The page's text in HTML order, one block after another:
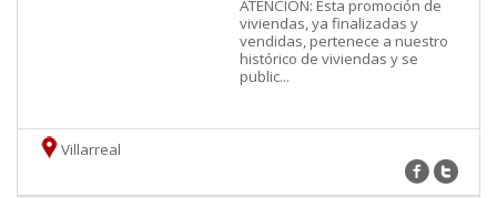
ATENCIÓN: Esta promoción de
viviendas, ya finalizadas y
vendidas, pertenece a nuestro
histórico de viviendas y se
public...
Villarreal